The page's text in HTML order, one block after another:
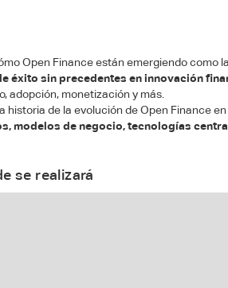
Open Finance están emergiendo como
éxito sin precedentes en innovación
adopción, monetización y más.
historia de la evolución de Open Finance
modelos de negocio, tecnologías
se realizará